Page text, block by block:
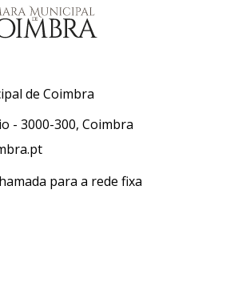
de Coimbra
- 3000-300, Coimbra
para a rede fixa